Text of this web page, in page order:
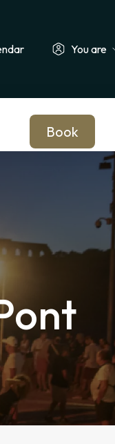
You are
Book